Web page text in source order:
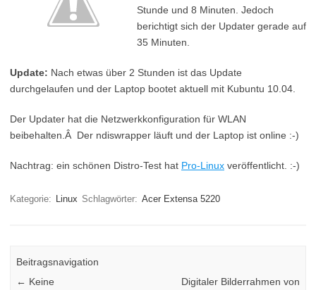
Stunde und 8 Minuten. Jedoch
berichtigt sich der Updater gerade auf
35 Minuten.
Update: Nach etwas über 2 Stunden ist das Update
durchgelaufen und der Laptop bootet aktuell mit Kubuntu 10.04.
Der Updater hat die Netzwerkkonfiguration für WLAN
beibehalten.Â Der ndiswrapper läuft und der Laptop ist online :-)
Nachtrag: ein schönen Distro-Test hat Pro-Linux veröffentlicht. :-)
Kategorie: Linux Schlagwörter: Acer Extensa 5220
Beitragsnavigation
← Keine
Digitaler Bilderrahmen von